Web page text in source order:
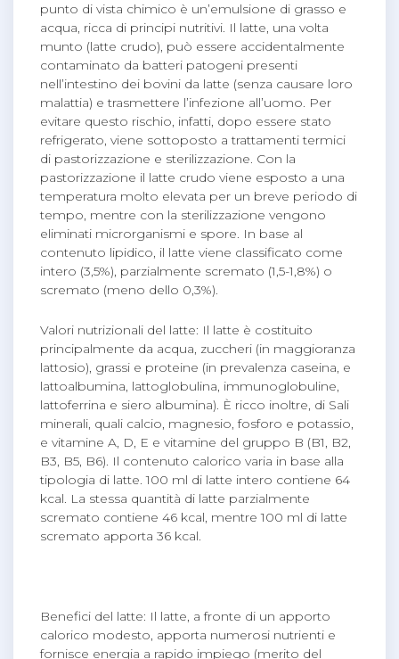
punto di vista chimico è un’emulsione di grasso e
acqua, ricca di principi nutritivi. Il latte, una volta
munto (latte crudo), può essere accidentalmente
contaminato da batteri patogeni presenti
nell’intestino dei bovini da latte (senza causare loro
malattia) e trasmettere l’infezione all’uomo. Per
evitare questo rischio, infatti, dopo essere stato
refrigerato, viene sottoposto a trattamenti termici
di pastorizzazione e sterilizzazione. Con la
pastorizzazione il latte crudo viene esposto a una
temperatura molto elevata per un breve periodo di
tempo, mentre con la sterilizzazione vengono
eliminati microrganismi e spore. In base al
contenuto lipidico, il latte viene classificato come
intero (3,5%), parzialmente scremato (1,5-1,8%) o
scremato (meno dello 0,3%).
Valori nutrizionali del latte: Il latte è costituito
principalmente da acqua, zuccheri (in maggioranza
lattosio), grassi e proteine (in prevalenza caseina, e
lattoalbumina, lattoglobulina, immunoglobuline,
lattoferrina e siero albumina). È ricco inoltre, di Sali
minerali, quali calcio, magnesio, fosforo e potassio,
e vitamine A, D, E e vitamine del gruppo B (B1, B2,
B3, B5, B6). Il contenuto calorico varia in base alla
tipologia di latte. 100 ml di latte intero contiene 64
kcal. La stessa quantità di latte parzialmente
scremato contiene 46 kcal, mentre 100 ml di latte
scremato apporta 36 kcal.
Benefici del latte: Il latte, a fronte di un apporto
calorico modesto, apporta numerosi nutrienti e
fornisce energia a rapido impiego (merito del